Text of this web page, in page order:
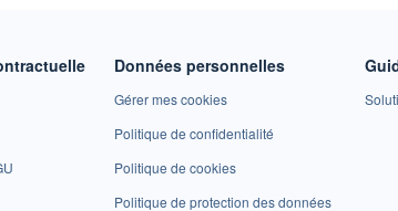
Données personnelles
Gérer mes cookies
Politique de confidentialité
Politique de cookies
Politique de protection des données